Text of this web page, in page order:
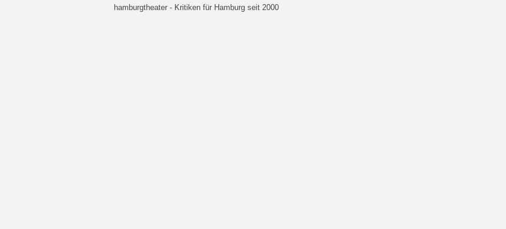
hamburgtheater - Kritiken für Hamburg seit 2000